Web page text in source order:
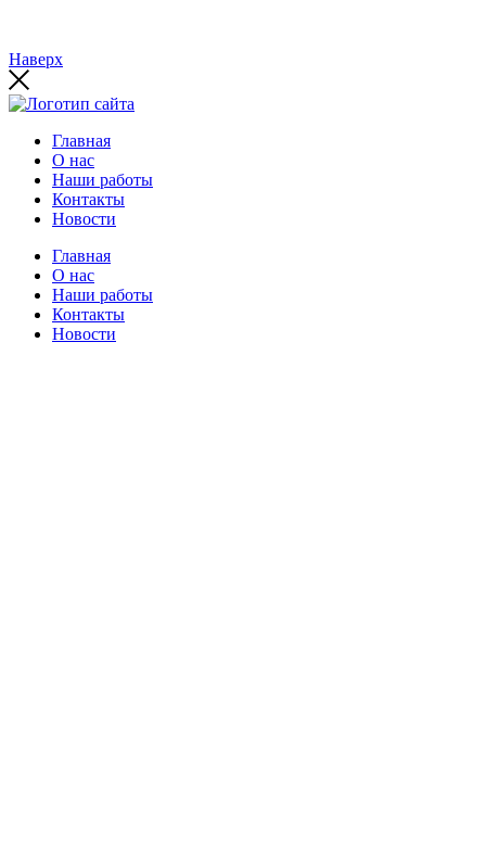
Наверх
Главная
О нас
Наши работы
Контакты
Новости
Главная
О нас
Наши работы
Контакты
Новости